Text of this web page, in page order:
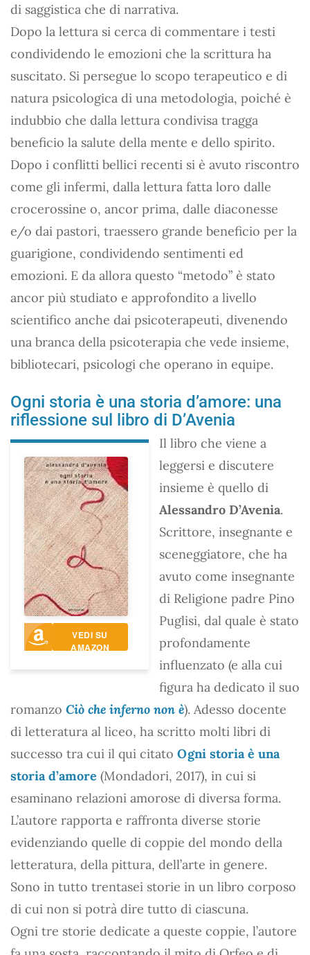
di saggistica che di narrativa.
Dopo la lettura si cerca di commentare i testi
condividendo le emozioni che la scrittura ha
suscitato. Si persegue lo scopo terapeutico e di
natura psicologica di una metodologia, poiché è
indubbio che dalla lettura condivisa tragga
beneficio la salute della mente e dello spirito.
Dopo i conflitti bellici recenti si è avuto riscontro
come gli infermi, dalla lettura fatta loro dalle
crocerossine o, ancor prima, dalle diaconesse
e/o dai pastori, traessero grande beneficio per la
guarigione, condividendo sentimenti ed
emozioni. E da allora questo “metodo” è stato
ancor più studiato e approfondito a livello
scientifico anche dai psicoterapeuti, divenendo
una branca della psicoterapia che vede insieme,
bibliotecari, psicologi che operano in equipe.
Ogni storia è una storia d’amore: una
riflessione sul libro di D’Avenia
VEDI SU
AMAZON
Il libro che viene a
leggersi e discutere
insieme è quello di
Alessandro D’Avenia.
Scrittore, insegnante e
sceneggiatore, che ha
avuto come insegnante
di Religione padre Pino
Puglisi, dal quale è stato
profondamente
influenzato (e alla cui
figura ha dedicato il suo
romanzo Ciò che inferno non è). Adesso docente
di letteratura al liceo, ha scritto molti libri di
successo tra cui il qui citato Ogni storia è una
storia d’amore (Mondadori, 2017), in cui si
esaminano relazioni amorose di diversa forma.
L’autore rapporta e raffronta diverse storie
evidenziando quelle di coppie del mondo della
letteratura, della pittura, dell’arte in genere.
Sono in tutto trentasei storie in un libro corposo
di cui non si potrà dire tutto di ciascuna.
Ogni tre storie dedicate a queste coppie, l’autore